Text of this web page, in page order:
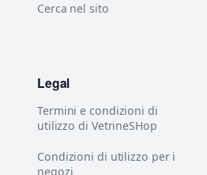
Cerca nel sito
Legal
Termini e condizioni di
utilizzo di VetrineSHop
Condizioni di utilizzo per i
negozi